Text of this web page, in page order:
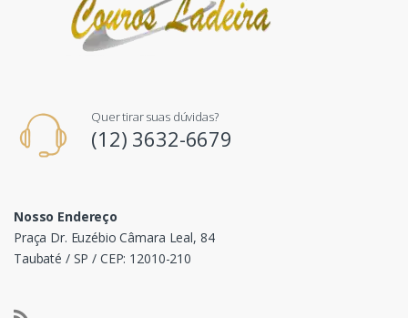
Quer tirar suas dúvidas?
(12) 3632-6679
Nosso Endereço
Praça Dr. Euzébio Câmara Leal, 84
Taubaté / SP / CEP: 12010-210